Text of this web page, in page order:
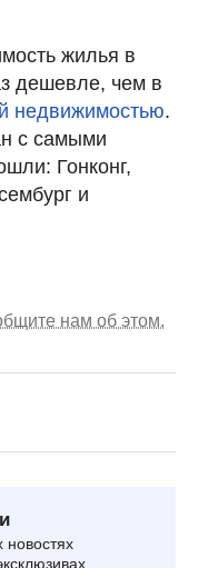
жилья в
дешевле, чем в
недвижимостью.
с самыми
Гонконг,
и
нам об этом.
новостях